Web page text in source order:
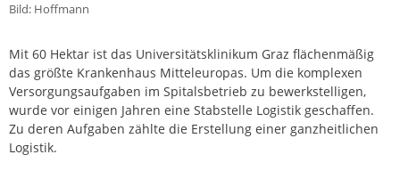
Bild: Hoffmann
Mit 60 Hektar ist das Universitätsklinikum Graz flächenmäßig
das größte Krankenhaus Mitteleuropas. Um die komplexen
Versorgungsaufgaben im Spitalsbetrieb zu bewerkstelligen,
wurde vor einigen Jahren eine Stabstelle Logistik geschaffen.
Zu deren Aufgaben zählte die Erstellung einer ganzheitlichen
Logistik.